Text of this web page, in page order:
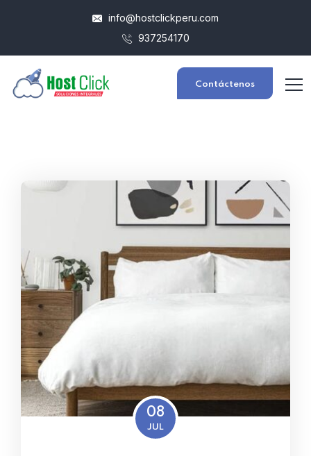
info@hostclickperu.com
937254170
Contáctenos
08
JUL